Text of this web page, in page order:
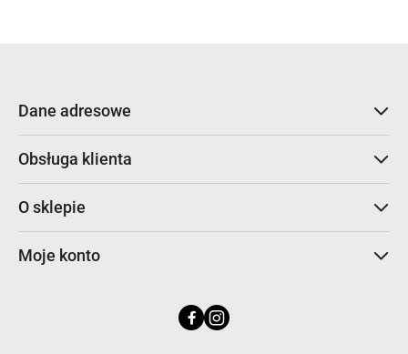
Dane adresowe
Obsługa klienta
O sklepie
Moje konto